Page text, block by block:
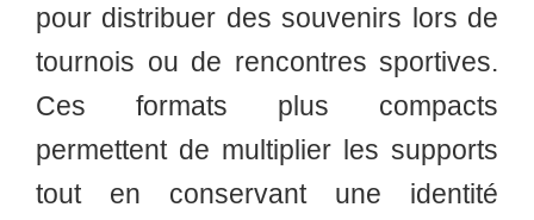
pour distribuer des souvenirs lors de
tournois ou de rencontres sportives.
Ces formats plus compacts
permettent de multiplier les supports
tout en conservant une identité